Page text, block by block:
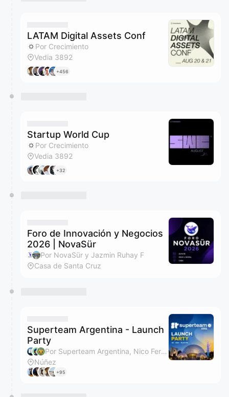
LATAM Digital Assets Conf
Por Crecimiento
Vedia 3892
+456
Startup World Cup
Por Crecimiento
Vedia 3892
+32
Foro de Innovación y Negocios
2026 | NovaSür
Por NovaSür y Jazmin Ruhay F
Casa de Santa Cruz
Superteam Argentina - Launch
Party
Por Superteam Argentina, Nico Fernandez y Lothar
Núñez
+95